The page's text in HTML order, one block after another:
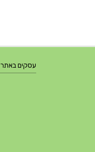
עסקים באתר